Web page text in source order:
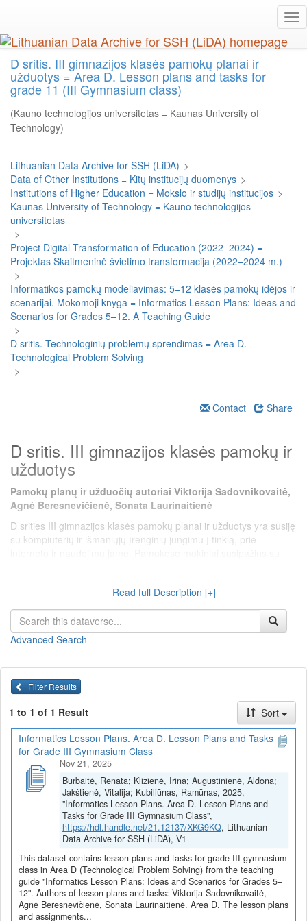
main
content
D sritis. III gimnazijos klasės pamokų planai ir
užduotys = Area D. Lesson plans and tasks for
grade 11 (III Gymnasium class)
(Kauno technologijos universitetas = Kaunas University of
Technology)
Lithuanian Data Archive for SSH (LiDA) >
Data of Other Institutions = Kitų institucijų duomenys >
Institutions of Higher Education = Mokslo ir studijų institucijos >
Kaunas University of Technology = Kauno technologijos
universitetas
>
Project Digital Transformation of Education (2022–2024) =
Projektas Skaitmeninė švietimo transformacija (2022–2024 m.)
>
Informatikos pamokų modeliavimas: 5–12 klasės pamokų idėjos ir
scenarijai. Mokomoji knyga = Informatics Lesson Plans: Ideas and
Scenarios for Grades 5–12. A Teaching Guide
>
D sritis. Technologinių problemų sprendimas = Area D.
Technological Problem Solving
>
Contact Share
D sritis. III gimnazijos klasės pamokų ir
užduotys
Pamokų planų ir užduočių autoriai Viktorija Sadovnikovaitė,
Agnė Beresnevičienė, Sonata Laurinaitienė
D srities III gimnazijos klasės pamokų planai ir užduotys yra susiję
su kompiuterių ir išmaniųjų įrenginių jungimu į tinklą, prie
Praktinėse veiklose mokiniai įgyja praktinių žinių ruošiant
kompiuterį ir išmanųjį įrenginį darbui tinkle. Taip stiprinami
mokinių gebėjimai naudotis kompiuteriais ir išmaniaisiais
įrenginiais tinkle ir internete.
viename dokumente)
Kompiuterių tinklai, jų privalumai ir trūkumai (Viktorija
Lokalūs ir išoriniai kompiuterių tinklai (Viktorija
Sadovnikovaitė)
Kompiuterių jungimo į tinklą būdai (Viktorija Sadovnikovaitė)
Kaip išmanusis įrenginys prisijungia prie interneto? (Agnė
Beresnevičienė)
Tinklo paslaugos ir protokolai (Sonata Laurinaitienė)
TCP/IP protokolas. IP adresų tipai (Sonata Laurinaitienė)
Domenai ir URL sąvoka (Sonata Laurinaitienė)
Visi D srities pamokų planai ir užduotys
Pamokų planai ir užduotys parengti vykdant projektą „Skaitmeninė
švietimo transformacija („EdTech“)(Nr. 10-004-P-0001)“,
įgyvendintą pagal ekonomikos gaivinimo ir atsparumo didinimo
planą „Naujos kartos Lietuva“, finansuojamą Europos Sąjungos
ekonomikos gaivinimo ir atsparumo didinimo priemonės
Read full Description [+]
Advanced Search
Filter Results
1 to 1 of 1 Result
Sort
Informatics Lesson Plans. Area D. Lesson Plans and Tasks
for Grade III Gymnasium Class
Nov 21, 2025
Burbaitė, Renata; Klizienė, Irina; Augustinienė, Aldona;
Jakštienė, Vitalija; Kubiliūnas, Ramūnas, 2025,
"Informatics Lesson Plans. Area D. Lesson Plans and
Tasks for Grade III Gymnasium Class",
https://hdl.handle.net/21.12137/XKG9KQ, Lithuanian
Data Archive for SSH (LiDA), V1
This dataset contains lesson plans and tasks for grade III gymnasium
class in Area D (Technological Problem Solving) from the teaching
guide "Informatics Lesson Plans: Ideas and Scenarios for Grades 5–
12". Authors of lesson plans and tasks: Viktorija Sadovnikovaitė,
Agnė Beresnevičienė, Sonata Laurinaitienė. Area D. The lesson plans
and assignments...